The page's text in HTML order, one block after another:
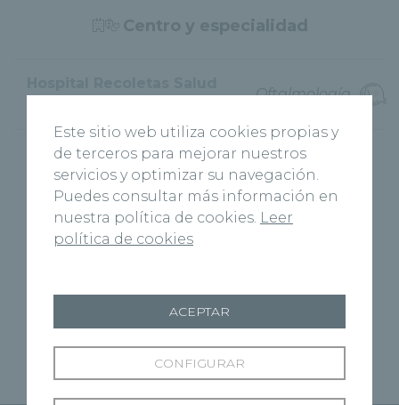
Centro y especialidad
Oftalmología
Área principal
- Presbicia
Este sitio web utiliza cookies propias y
de terceros para mejorar nuestros
servicios y optimizar su navegación.
Puedes consultar más información en
nuestra política de cookies. Leer
política de cookies
CONFIGURAR
ACEPTAR